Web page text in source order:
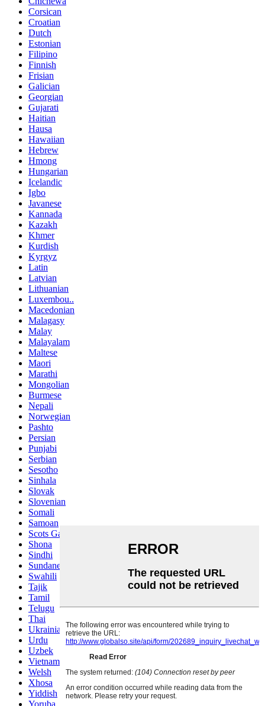
Corsican
Croatian
Dutch
Estonian
Filipino
Finnish
Frisian
Galician
Georgian
Gujarati
Haitian
Hausa
Hawaiian
Hebrew
Hmong
Hungarian
Icelandic
Igbo
Javanese
Kannada
Kazakh
Khmer
Kurdish
Kyrgyz
Latin
Latvian
Lithuanian
Luxembou..
Macedonian
Malagasy
Malay
Malayalam
Maltese
Maori
Marathi
Mongolian
Burmese
Nepali
Norwegian
Pashto
Persian
Punjabi
Serbian
Sesotho
Sinhala
Slovak
Slovenian
Somali
Samoan
Scots Gaelic
Shona
Sindhi
Sundanese
Swahili
Tajik
Tamil
Telugu
Thai
Ukrainian
Urdu
Uzbek
Vietnamese
Welsh
Xhosa
Yiddish
Yoruba